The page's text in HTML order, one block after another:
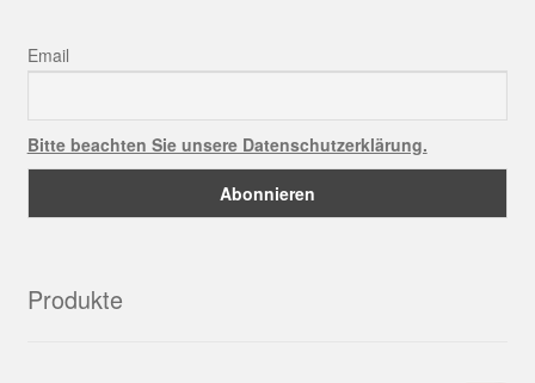
Email
Bitte beachten Sie unsere Datenschutzerklärung.
Produkte